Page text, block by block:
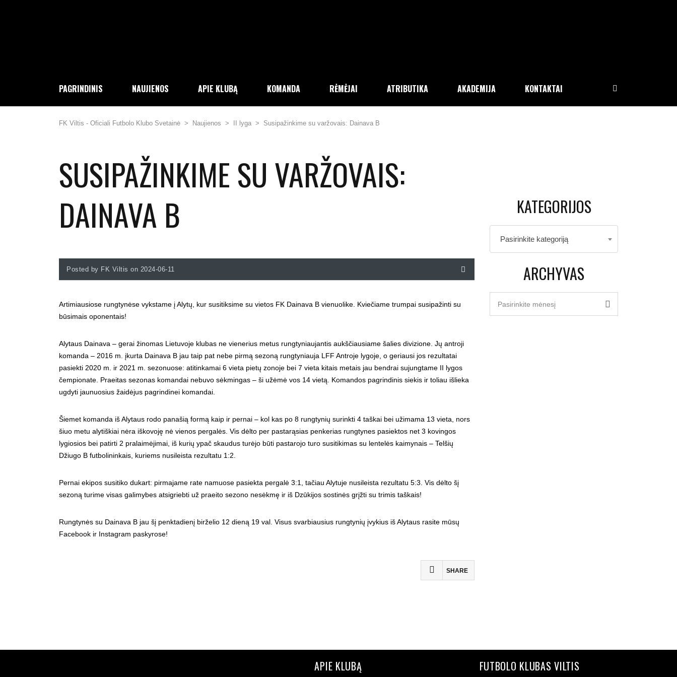
PAGRINDINIS NAUJIENOS APIE KLUBĄ KOMANDA RĖMĖJAI ATRIBUTIKA AKADEMIJA KONTAKTAI
FK Viltis - Oficiali Futbolo Klubo Svetainė > Naujienos > II lyga > Susipažinkime su varžovais: Dainava B
SUSIPAŽINKIME SU VARŽOVAIS:
DAINAVA B
Posted by FK Viltis on 2024-06-11
Artimiausiose rungtynėse vykstame į Alytų, kur susitiksime su vietos FK Dainava B vienuolike. Kviečiame trumpai susipažinti su
būsimais oponentais!
Alytaus Dainava – gerai žinomas Lietuvoje klubas ne vienerius metus rungtyniaujantis aukščiausiame šalies divizione. Jų antroji
komanda – 2016 m. įkurta Dainava B jau taip pat nebe pirmą sezoną rungtyniauja LFF Antroje lygoje, o geriausi jos rezultatai
pasiekti 2020 m. ir 2021 m. sezonuose: atitinkamai 6 vieta pietų zonoje bei 7 vieta kitais metais jau bendrai sujungtame II lygos
čempionate. Praeitas sezonas komandai nebuvo sėkmingas – ši užėmė vos 14 vietą. Komandos pagrindinis siekis ir toliau išlieka
ugdyti jaunuosius žaidėjus pagrindinei komandai.
Šiemet komanda iš Alytaus rodo panašią formą kaip ir pernai – kol kas po 8 rungtynių surinkti 4 taškai bei užimama 13 vieta, nors
šiuo metu alytiškiai nėra iškovoję nė vienos pergalės. Vis dėlto per pastarąsias penkerias rungtynes pasiektos net 3 kovingos
lygiosios bei patirti 2 pralaimėjimai, iš kurių ypač skaudus turėjo būti pastarojo turo susitikimas su lentelės kaimynais – Telšių
Džiugo B futbolininkais, kuriems nusileista rezultatu 1:2.
Pernai ekipos susitiko dukart: pirmajame rate namuose pasiekta pergalė 3:1, tačiau Alytuje nusileista rezultatu 5:3. Vis dėlto šį
sezoną turime visas galimybes atsigriebti už praeito sezono nesėkmę ir iš Dzūkijos sostinės grįžti su trimis taškais!
Rungtynės su Dainava B jau šį penktadienį birželio 12 dieną 19 val. Visus svarbiausius rungtynių įvykius iš Alytaus rasite mūsų
Facebook ir Instagram paskyrose!
SHARE
KATEGORIJOS
Pasirinkite kategoriją
ARCHYVAS
Pasirinkite mėnesį
APIE KLUBĄ FUTBOLO KLUBAS VILTIS